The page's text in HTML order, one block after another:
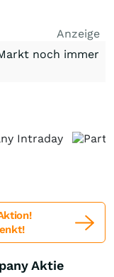
Anzeige
noch immer
Aktie